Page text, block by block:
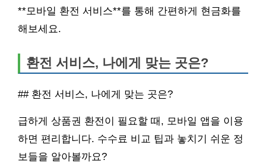
**모바일 환전 서비스**를 통해 간편하게 현금화를
해보세요.
환전 서비스, 나에게 맞는 곳은?
## 환전 서비스, 나에게 맞는 곳은?
급하게 상품권 환전이 필요할 때, 모바일 앱을 이용
하면 편리합니다. 수수료 비교 팁과 놓치기 쉬운 정
보들을 알아볼까요?